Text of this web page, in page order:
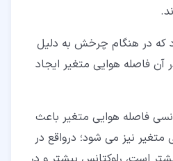
که در هنگام چرخش به دلیل
آن فاصله هوایی متغیر ایجاد
فاصله هوایی متغیر باعث
نیز می شود؛ درواقع در